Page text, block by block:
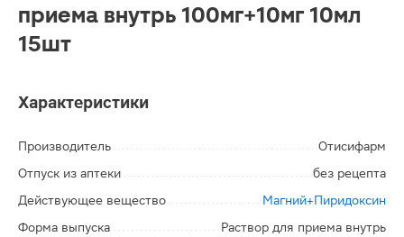
приема внутрь 100мг+10мг 10мл
15шт
Характеристики
Производитель
Отисифарм
Отпуск из аптеки
без рецепта
Действующее вещество
Магний+Пиридоксин
Форма выпуска
Раствор для приема внутрь